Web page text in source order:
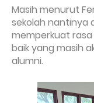
Masih menurut
sekolah nantinya
memperkuat
baik yang masih
alumni.